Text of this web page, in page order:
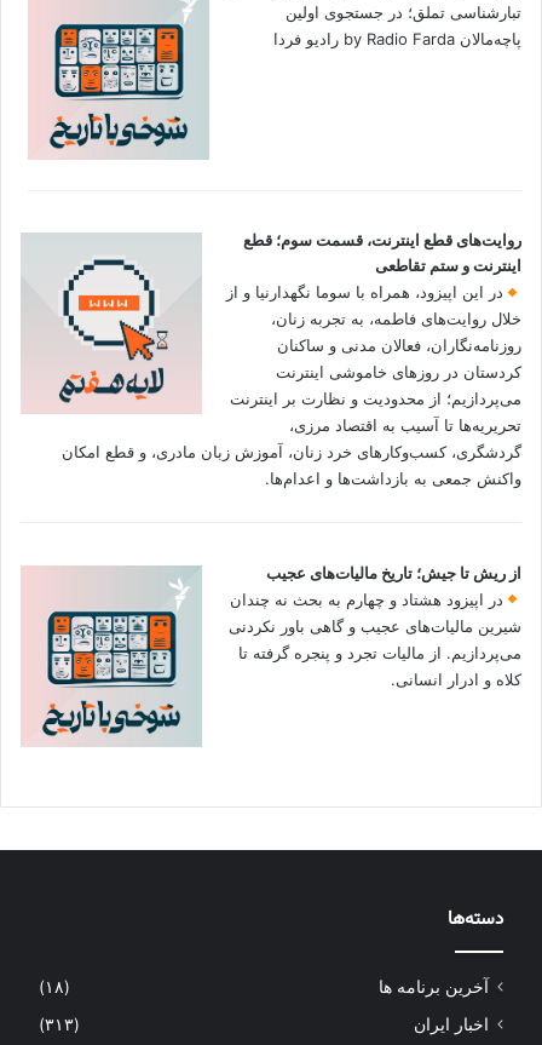
تبارشناسی تملق؛ در جستجوی اولین‌
پاچه‌مالان by Radio Farda رادیو فردا
روایت‌های قطع اینترنت، قسمت سوم؛ قطع
اینترنت و ستم تقاطعی
در این اپیزود، همراه با سوما نگهدارنیا و از
خلال روایت‌های فاطمه، به تجربه زنان،
روزنامه‌نگاران، فعالان مدنی و ساکنان
کردستان در روزهای خاموشی اینترنت
می‌پردازیم؛ از محدودیت و نظارت بر اینترنت
تحریریه‌ها تا آسیب به اقتصاد مرزی،
گردشگری، کسب‌وکارهای خرد زنان، آموزش زبان مادری، و قطع امکان
واکنش جمعی به بازداشت‌ها و اعدام‌ها.
از ریش تا جیش؛ تاریخ مالیات‌های عجیب
در اپیزود هشتاد و چهارم به بحث نه چندان
شیرین مالیات‌های عجیب و گاهی باور نکردنی‌
می‌پردازیم. از مالیات تجرد و پنجره گرفته تا
کلاه و ادرار انسانی.
دسته‌ها
آخرین برنامه ها
(۱۸)
اخبار ایران
(۳۱۳)